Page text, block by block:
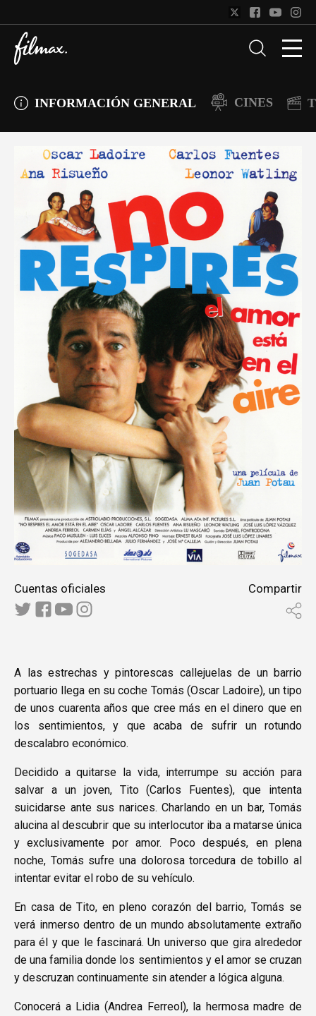
INFORMACIÓN GENERAL CINES
Cuentas oficiales Compartir
A las estrechas y pintorescas callejuelas de un barrio
portuario llega en su coche Tomás (Oscar Ladoire), un tipo
de unos cuarenta años que cree más en el dinero que en
los sentimientos, y que acaba de sufrir un rotundo
descalabro económico.
Decidido a quitarse la vida, interrumpe su acción para
salvar a un joven, Tito (Carlos Fuentes), que intenta
suicidarse ante sus narices. Charlando en un bar, Tomás
alucina al descubrir que su interlocutor iba a matarse única
y exclusivamente por amor. Poco después, en plena
noche, Tomás sufre una dolorosa torcedura de tobillo al
intentar evitar el robo de su vehículo.
En casa de Tito, en pleno corazón del barrio, Tomás se
verá inmerso dentro de un mundo absolutamente extraño
para él y que le fascinará. Un universo que gira alrededor
de una familia donde los sentimientos y el amor se cruzan
y descruzan continuamente sin atender a lógica alguna.
Conocerá a Lidia (Andrea Ferreol), la hermosa madre de